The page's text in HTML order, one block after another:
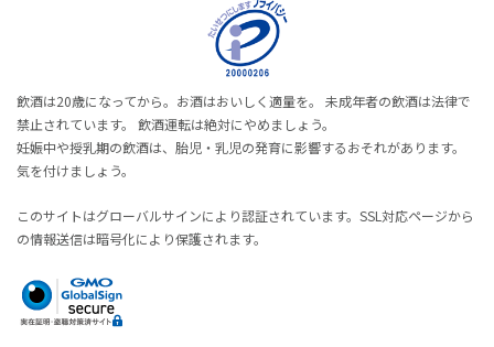
飲酒は20歳になってから。お酒はおいしく適量を。 未成年者の飲酒は法律で
禁止されています。 飲酒運転は絶対にやめましょう。
妊娠中や授乳期の飲酒は、胎児・乳児の発育に影響するおそれがあります。
気を付けましょう。
このサイトはグローバルサインにより認証されています。SSL対応ページから
の情報送信は暗号化により保護されます。